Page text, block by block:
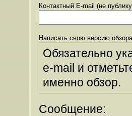
Контактный E-mail (не
Написать свою версию
Обязательно
e-mail и
именно обзор.
Сообщение: